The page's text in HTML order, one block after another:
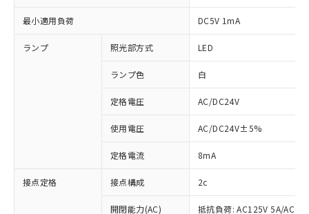
最小適用負荷 DC5V 1mA
ランプ 照光部方式 LED
ランプ色 白
定格電圧 AC/DC24V
使用電圧 AC/DC24V±5%
定格電流 8mA
接点定格 接点構成 2c
開閉能力(AC) 抵抗負荷: AC125V 5A/